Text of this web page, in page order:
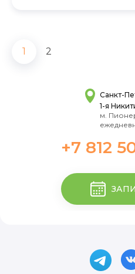
1 2
Санкт-
1-я
м.
+7 812